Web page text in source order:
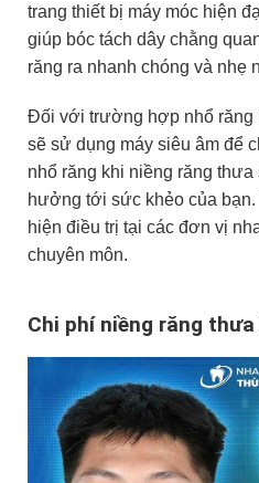
trang thiết bị máy móc hiện
giúp bóc tách dây chằng
răng ra nhanh chóng và nhẹ
Đối với trường hợp nhổ răng
sẽ sử dụng máy siêu âm để
nhổ răng khi niềng răng
hưởng tới sức khẻo của
hiện điều trị tại các đơn vị
chuyên môn.
Chi phí niềng răng